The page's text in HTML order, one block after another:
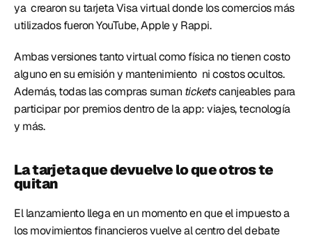
ya  crearon su tarjeta Visa virtual donde los comercios más
utilizados fueron YouTube, Apple y Rappi.
Ambas versiones tanto virtual como física no tienen costo
alguno en su emisión y mantenimiento  ni costos ocultos.
Además, todas las compras suman tickets canjeables para
participar por premios dentro de la app: viajes, tecnología
y más.
La tarjeta que devuelve lo que otros te
quitan
El lanzamiento llega en un momento en que el impuesto a
los movimientos financieros vuelve al centro del debate